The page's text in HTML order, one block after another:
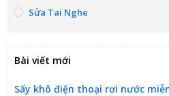
Sửa Tai Nghe
Bài viết mới
Sấy khô điện thoại rơi nước